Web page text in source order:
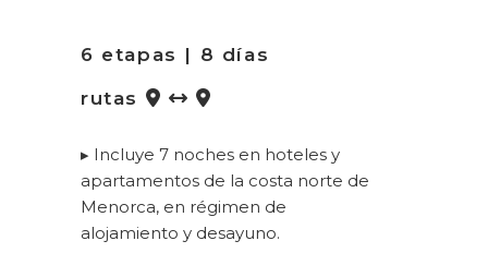
6 etapas | 8 días
rutas
▸ Incluye 7 noches en hoteles y
apartamentos de la costa norte de
Menorca, en régimen de
alojamiento y desayuno.